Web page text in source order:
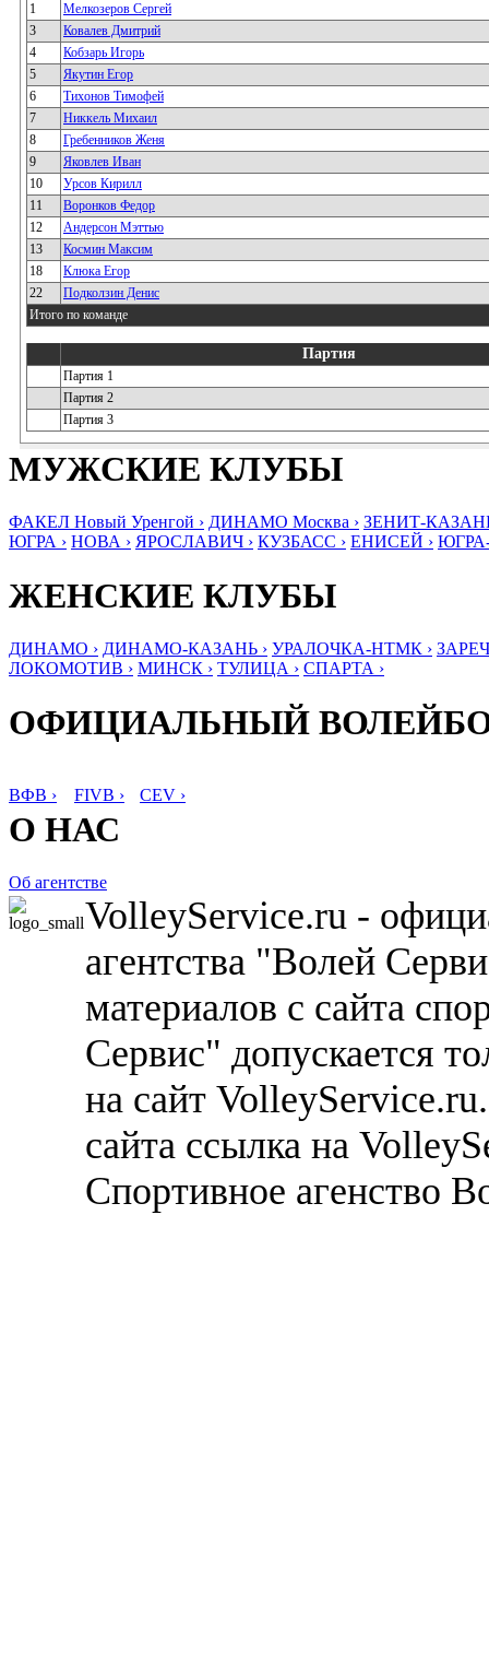
1
Мелкозеров Сергей
3
Ковалев Дмитрий
4
Кобзарь Игорь
5
Якутин Егор
6
Тихонов Тимофей
7
Никкель Михаил
8
Гребенников Женя
9
Яковлев Иван
10
Урсов Кирилл
11
Воронков Федор
12
Андерсон Мэттью
13
Космин Максим
18
Клюка Егор
22
Подколзин Денис
Итого по команде
Партия
Партия 1
Партия 2
Партия 3
МУЖСКИЕ КЛУБЫ
ФАКЕЛ Новый Уренгой › ДИНАМО Москва › ЗЕНИТ-
ЮГРА › НОВА › ЯРОСЛАВИЧ › КУЗБАСС › ЕНИСЕЙ ›
ЖЕНСКИЕ КЛУБЫ
ДИНАМО › ДИНАМО-КАЗАНЬ › УРАЛОЧКА-НТМК ›
ЛОКОМОТИВ › МИНСК › ТУЛИЦА › СПАРТА ›
ОФИЦИАЛЬНЫЙ
ВФВ › FIVB › CEV ›
О НАС
Об агентстве
VolleyService.ru -
агентства "Волей
материалов с сайта
Сервис" допускается
на сайт
сайта ссылка на
Спортивное агенство